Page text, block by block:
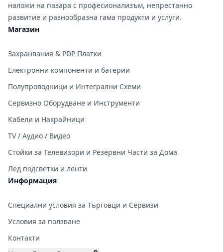
наложи на пазара с професионализъм, непрестанно
развитие и разнообразна гама продукти и услуги.
Магазин
Захранвания & PDP Платки
Електронни компоненти и батерии
Полупроводници и Интегрални Схеми
Сервизно Оборудване и Инструменти
Кабели и Накрайници
TV / Аудио / Видео
Стойки за Телевизори и Резервни Части за Дома
Лед подсветки и ленти
Информация
Специални условия за Търговци и Сервизи
Условия за ползване
Контакти